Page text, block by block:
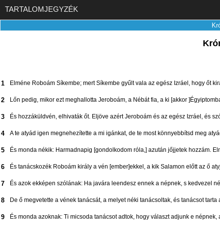
TARTALOMJEGYZÉK
1 Elméne Roboám Síkembe; mert Síkembe gyűlt vala az egész Izráel, hogy őt
2 Lőn pedig, mikor ezt meghallotta Jeroboám, a Nébát fia, a ki [akkor
3 És hozzáküldvén, elhivaták őt. Eljöve azért Jeroboám és az egész Izráel, és
4 A te atyád igen megnehezítette a mi igánkat, de te most könnyebbítsd meg
5 És monda nékik: Harmadnapig [gondolkodom róla,] azután jőjjetek hozzám.
6 És tanácskozék Roboám király a vén [ember]ekkel, a kik Salamon előtt az ő
7 És azok ekképen szólának: Ha javára leendesz ennek a népnek, s kedvezel
8 De ő megvetette a vének tanácsát, a melyet néki tanácsoltak, és tanácsot
9 És monda azoknak: Ti micsoda tanácsot adtok, hogy választ adjunk e